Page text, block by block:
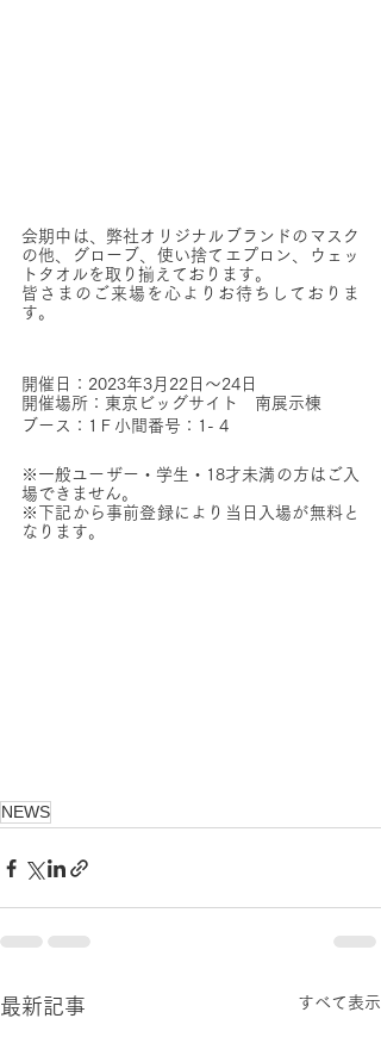
会期中は、弊社オリジナルブランドのマスク
の他、グローブ、使い捨てエプロン、ウェッ
トタオルを取り揃えております。
皆さまのご来場を心よりお待ちしておりま
す。
開催日 ： 2023年3月22日～24日
開催場所 ： 東京ビッグサイト　南展示棟
ブース ： 1Ｆ小間番号：1- 4
※一般ユーザー・学生・18才未満の方はご入
場できません。
※下記から事前登録により当日入場が無料と
なります。
NEWS
最新記事 すべて表示